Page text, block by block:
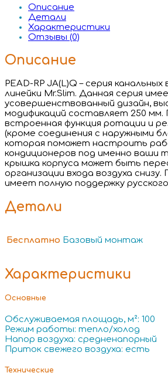
Описание
Детали
Характеристики
Отзывы (0)
Описание
PEAD-RP JA(L)Q – серия
линейки Mr.Slim. Данная серия
усовершенствованный дизайн,
модификаций составляет 250
встроенная функция ротации и
(кроме соединения с наружными
которая поможет настроить
кондиционеров под именно ваши
крышка корпуса может быть
организации входа воздуха снизу.
имеет полную поддержку русского
Детали
Бесплатно Базовый монтаж
Характеристики
Основные
Обслуживаемая площадь, м²: 100
Режим работы: тепло/холод
Напор воздуха: средненапорный
Приток свежего воздуха: есть
Технические